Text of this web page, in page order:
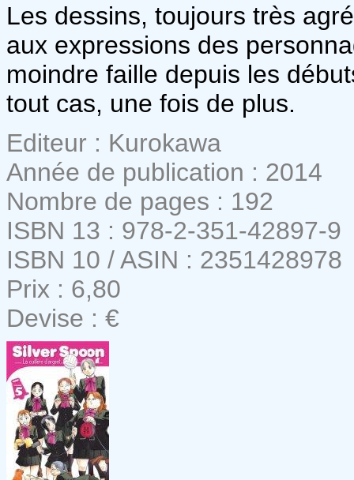
Les dessins, toujours très
aux expressions des
moindre faille depuis les
tout cas, une fois de plus.
Editeur : Kurokawa
Année de publication : 2014
Nombre de pages : 192
ISBN 13 : 978-2-351-42897-9
ISBN 10 / ASIN : 2351428978
Prix : 6,80
Devise : €